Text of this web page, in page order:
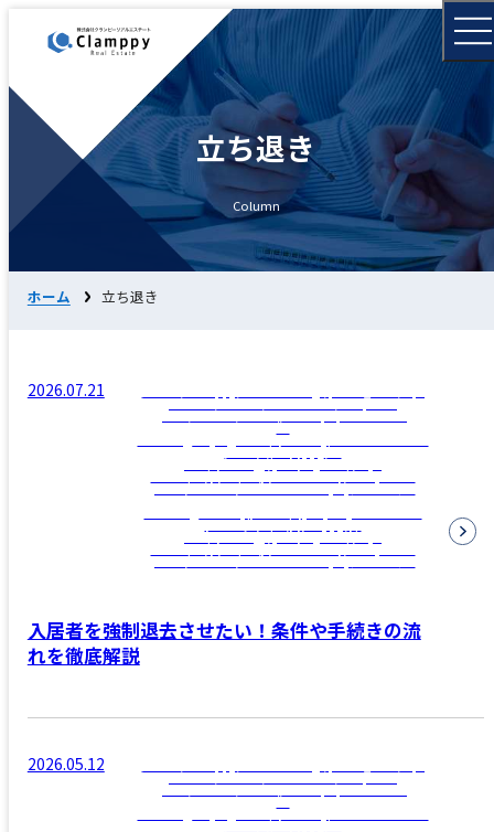
立ち退き
Column
ホーム 立ち退き
2026.07.21
content/themes/c-realestate/template-
parts/archive/archive-news.php on line12
">
: Trying to access array offset on false in
/home/clamppy/c-
realestate.jp/public_html/wp-
content/themes/c-realestate/template-
parts/archive/archive-news.phpon line12
null in /home/clamppy/c-
realestate.jp/public_html/wp-
content/themes/c-realestate/template-
parts/archive/archive-news.phpon line12
入居者を強制退去させたい！条件や手続きの流
れを徹底解説
2026.05.12
content/themes/c-realestate/template-
parts/archive/archive-news.php on line12
">
: Trying to access array offset on false in
/home/clamppy/c-